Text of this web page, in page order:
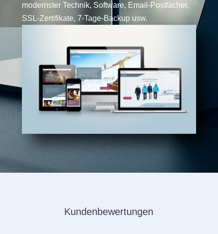
modernster Technik, Software, Email-Postfächer,
SSL-Zertifikate, 7-Tage-Backup usw.
Kundenbewertungen